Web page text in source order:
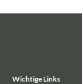
Wichtige Links